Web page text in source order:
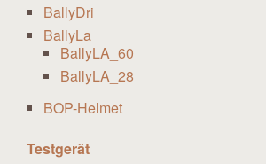
BallyDri
BallyLa
BallyLA_60
BallyLA_28
BOP-Helmet
Testgerät